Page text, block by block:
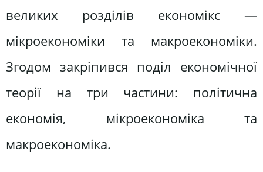
великих розділів економікс —
мікроекономіки та макроекономіки.
Згодом закріпився поділ економічної
теорії на три частини: політична
економія, мікроекономіка та
макроекономіка.